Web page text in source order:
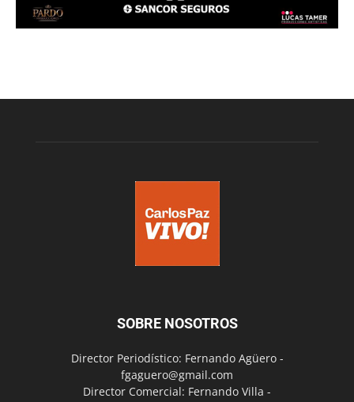
SOBRE NOSOTROS
Director Periodístico: Fernando Agüero -
fgaguero@gmail.com
Director Comercial: Fernando Villa -